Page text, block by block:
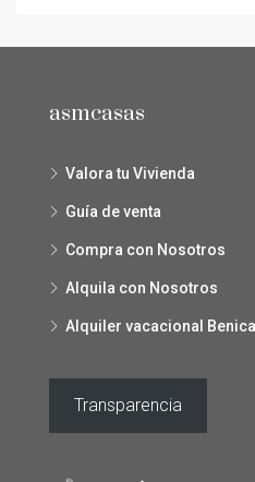
asmcasas
Valora tu Vivienda
Guía de venta
Compra con Nosotros
Alquila con Nosotros
Alquiler vacacional
Transparencia